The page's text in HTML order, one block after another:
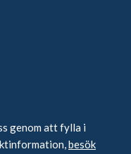
genom att fylla i
besök